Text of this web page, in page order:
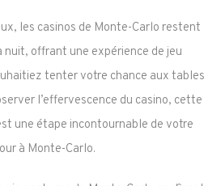
les casinos de Monte-Carlo restent
offrant une expérience de jeu
tenter votre chance aux tables
l’effervescence du casino, cette
une étape incontournable de votre
à Monte-Carlo.